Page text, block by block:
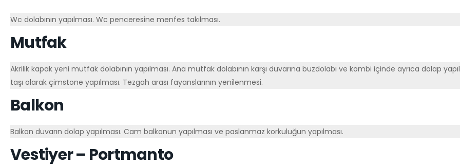
Wc dolabının yapılması. Wc penceresine menfes takılması.
Mutfak
Akrilik kapak yeni mutfak dolabının yapılması. Ana mutfak dolabının karşı duvarına buzdolabı ve kombi içinde ayrıca dolap
taşı olarak çimstone yapılması. Tezgah arası fayanslarının yenilenmesi.
Balkon
Balkon duvarın dolap yapılması. Cam balkonun yapılması ve paslanmaz korkuluğun yapılması.
Vestiyer – Portmanto